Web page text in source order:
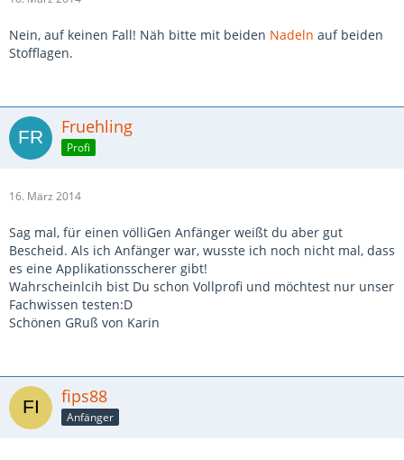
Nein, auf keinen Fall! Näh bitte mit beiden Nadeln auf beiden
Stofflagen.
Fruehling
Profi
16. März 2014
Sag mal, für einen völliGen Anfänger weißt du aber gut
Bescheid. Als ich Anfänger war, wusste ich noch nicht mal, dass
es eine Applikationsscherer gibt!
Wahrscheinlcih bist Du schon Vollprofi und möchtest nur unser
Fachwissen testen:D
Schönen GRuß von Karin
fips88
Anfänger